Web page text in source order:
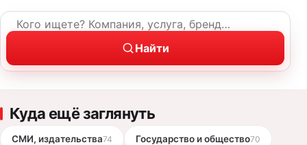
Название компании или услуга
Найти
Куда ещё заглянуть
СМИ, издательства74 Государство и общество70